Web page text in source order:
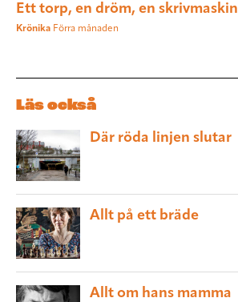
Ett torp, en dröm, en skrivmaskin
Krönika Förra månaden
Läs också
Där röda linjen slutar
Allt på ett bräde
Allt om hans mamma